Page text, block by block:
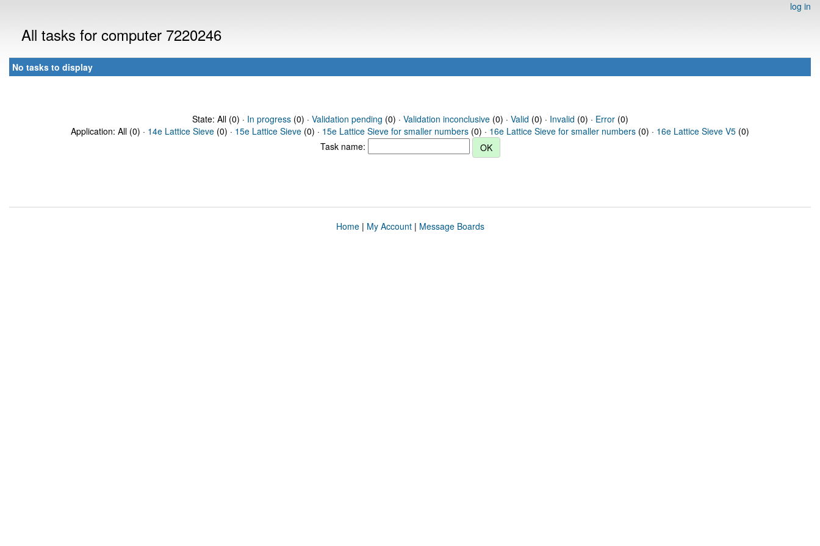
log in
All tasks for computer 7220246
No tasks to display
State: All (0) · In progress(0) · Validation pending (0) · Validation inconclusive(0) · Valid (0) · Invalid (0) · Error(0)
Application: All (0) · 14e Lattice Sieve (0) · 15e Lattice Sieve (0) · 15e Lattice Sieve for smaller numbers (0) · 16e Lattice Sieve for smaller numbers (0) · 16e Lattice Sieve V5 (0)
Task name:
Home| My Account| Message Boards